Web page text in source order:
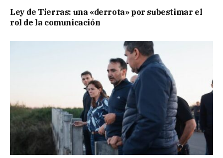
Ley de Tierras: una «derrota» por subestimar el
rol de la comunicación